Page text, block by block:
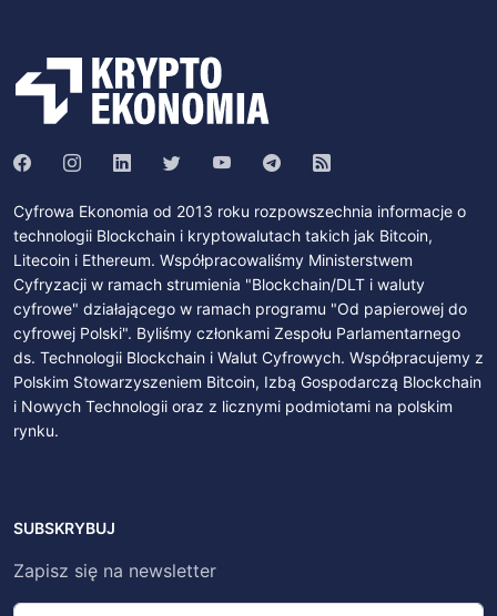
Cyfrowa Ekonomia od 2013 roku rozpowszechnia informacje o
technologii Blockchain i kryptowalutach takich jak Bitcoin,
Litecoin i Ethereum. Współpracowaliśmy Ministerstwem
Cyfryzacji w ramach strumienia "Blockchain/DLT i waluty
cyfrowe" działającego w ramach programu "Od papierowej do
cyfrowej Polski". Byliśmy członkami Zespołu Parlamentarnego
ds. Technologii Blockchain i Walut Cyfrowych. Współpracujemy z
Polskim Stowarzyszeniem Bitcoin, Izbą Gospodarczą Blockchain
i Nowych Technologii oraz z licznymi podmiotami na polskim
rynku.
SUBSKRYBUJ
Zapisz się na newsletter